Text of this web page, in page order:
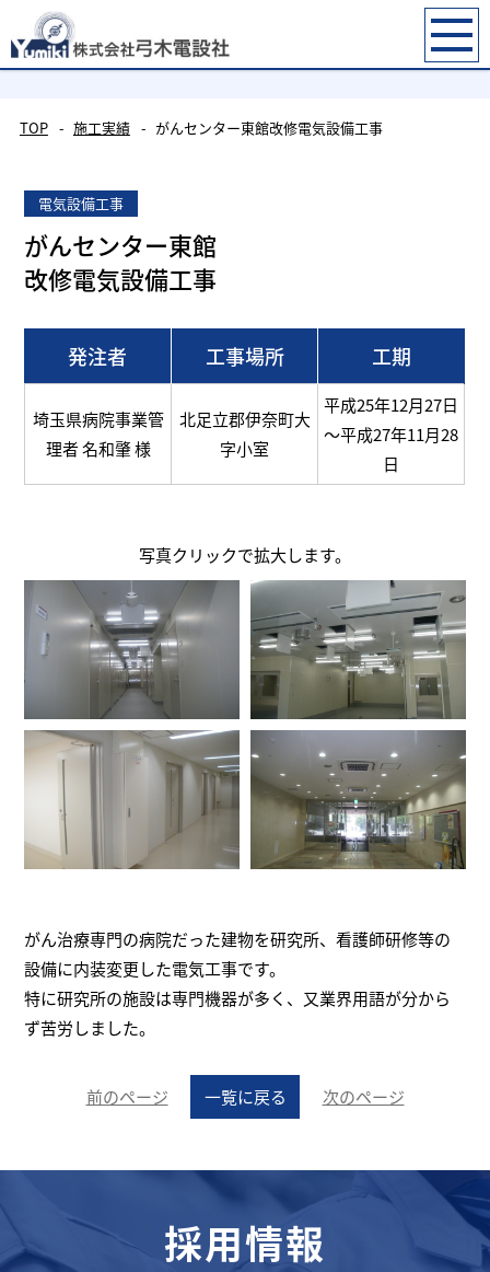
施工実績
TOP 施工実績 がんセンター東館改修電気設備工事
電気設備工事
がんセンター東館
改修電気設備工事
発注者 工事場所 工期
埼玉県病院事業管
理者 名和肇 様
北足立郡伊奈町大
字小室
平成25年12月27日
～平成27年11月28
日
写真クリックで拡大します。
がん治療専門の病院だった建物を研究所、看護師研修等の
設備に内装変更した電気工事です。
特に研究所の施設は専門機器が多く、又業界用語が分から
ず苦労しました。
前のページ 一覧に戻る 次のページ
採用情報